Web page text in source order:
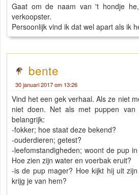
Gaat om de naam van 't hondje
verkoopster.
Persoonlijk vind ik dat wel apart als ik
bente
30 januari 2017 om 13:26
Vind het een gek verhaal. Als ze niet
niet doen. Net als met puppen
belangrijk:
-fokker; hoe staat deze bekend?
-ouderdieren; getest?
-leefomstandigheden; woont de pup
Hoe zien zijn water en voerbak eruit?
-is de pup mager? Hoe kijkt hij uit
krijg je van hem?